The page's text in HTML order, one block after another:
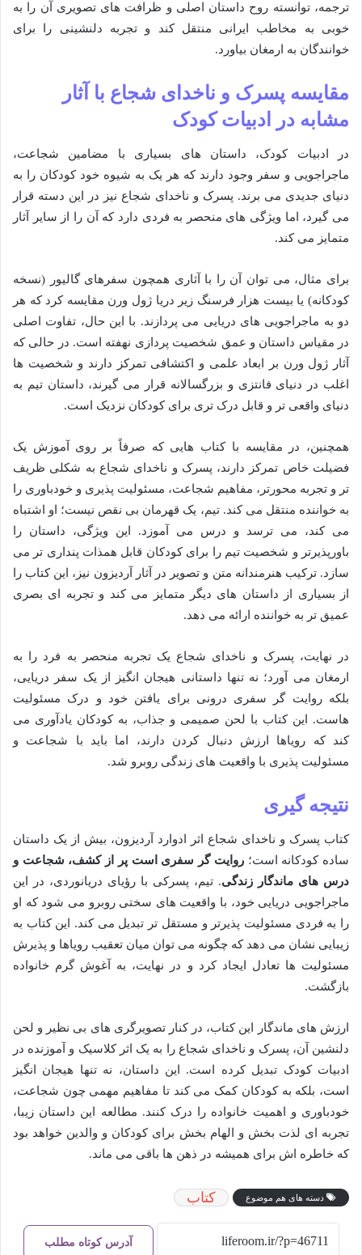
ترجمه، توانسته روح داستان اصلی و ظرافت های تصویری آن را به
خوبی به مخاطب ایرانی منتقل کند و تجربه دلنشینی را برای
خوانندگان به ارمغان بیاورد.
مقایسه پسرک و ناخدای شجاع با آثار
مشابه در ادبیات کودک
در ادبیات کودک، داستان های بسیاری با مضامین شجاعت،
ماجراجویی و سفر وجود دارند که هر یک به شیوه خود کودکان را به
دنیای جدیدی می برند. پسرک و ناخدای شجاع نیز در این دسته قرار
می گیرد، اما ویژگی های منحصر به فردی دارد که آن را از سایر آثار
متمایز می کند.
برای مثال، می توان آن را با آثاری همچون سفرهای گالیور (نسخه
کودکانه) یا بیست هزار فرسنگ زیر دریا ژول ورن مقایسه کرد که هر
دو به ماجراجویی های دریایی می پردازند. با این حال، تفاوت اصلی
در مقیاس داستان و عمق شخصیت پردازی نهفته است. در حالی که
آثار ژول ورن بر ابعاد علمی و اکتشافی تمرکز دارند و شخصیت ها
اغلب در دنیای فانتزی و بزرگسالانه قرار می گیرند، داستان تیم به
دنیای واقعی تر و قابل درک تری برای کودکان نزدیک است.
همچنین، در مقایسه با کتاب هایی که صرفاً بر روی آموزش یک
فضیلت خاص تمرکز دارند، پسرک و ناخدای شجاع به شکلی ظریف
تر و تجربه محورتر، مفاهیم شجاعت، مسئولیت پذیری و خودباوری را
به خواننده منتقل می کند. تیم، یک قهرمان بی نقص نیست؛ او اشتباه
می کند، می ترسد و درس می آموزد. این ویژگی، داستان را
باورپذیرتر و شخصیت تیم را برای کودکان قابل همذات پنداری تر می
سازد. ترکیب هنرمندانه متن و تصویر در آثار آردیزون نیز، این کتاب را
از بسیاری از داستان های دیگر متمایز می کند و تجربه ای بصری
عمیق تر به خواننده ارائه می دهد.
در نهایت، پسرک و ناخدای شجاع یک تجربه منحصر به فرد را به
ارمغان می آورد؛ نه تنها داستانی هیجان انگیز از یک سفر دریایی،
بلکه روایت گر سفری درونی برای یافتن خود و درک مسئولیت
هاست. این کتاب با لحن صمیمی و جذاب، به کودکان یادآوری می
کند که رویاها ارزش دنبال کردن دارند، اما باید با شجاعت و
مسئولیت پذیری با واقعیت های زندگی روبرو شد.
نتیجه گیری
کتاب پسرک و ناخدای شجاع اثر ادوارد آردیزون، بیش از یک داستان
ساده کودکانه است؛روایت گر سفری است پر از کشف، شجاعت و
درس های ماندگار زندگی. تیم، پسرکی با رؤیای دریانوردی، در این
ماجراجویی دریایی خود، با واقعیت های سختی روبرو می شود که او
را به فردی مسئولیت پذیرتر و مستقل تر تبدیل می کند. این کتاب به
زیبایی نشان می دهد که چگونه می توان میان تعقیب رویاها و پذیرش
مسئولیت ها تعادل ایجاد کرد و در نهایت، به آغوش گرم خانواده
بازگشت.
ارزش های ماندگار این کتاب، در کنار تصویرگری های بی نظیر و لحن
دلنشین آن، پسرک و ناخدای شجاع را به یک اثر کلاسیک و آموزنده در
ادبیات کودک تبدیل کرده است. این داستان، نه تنها هیجان انگیز
است، بلکه به کودکان کمک می کند تا مفاهیم مهمی چون شجاعت،
خودباوری و اهمیت خانواده را درک کنند. مطالعه این داستان زیبا،
تجربه ای لذت بخش و الهام بخش برای کودکان و والدین خواهد بود
که خاطره اش برای همیشه در ذهن ها باقی می ماند.
دسته های هم موضوع کتاب
آدرس کوتاه مطلب